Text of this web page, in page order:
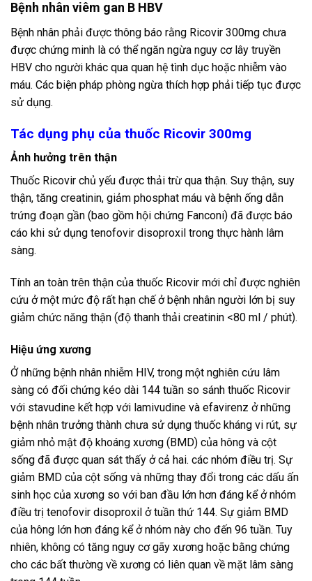
Bệnh nhân viêm gan B HBV
Bệnh nhân phải được thông báo rằng Ricovir 300mg chưa
được chứng minh là có thể ngăn ngừa nguy cơ lây truyền
HBV cho người khác qua quan hệ tình dục hoặc nhiễm vào
máu. Các biện pháp phòng ngừa thích hợp phải tiếp tục được
sử dụng.
Tác dụng phụ của thuốc Ricovir 300mg
Ảnh hưởng trên thận
Thuốc Ricovir chủ yếu được thải trừ qua thận. Suy thận, suy
thận, tăng creatinin, giảm phosphat máu và bệnh ống dẫn
trứng đoạn gần (bao gồm hội chứng Fanconi) đã được báo
cáo khi sử dụng tenofovir disoproxil trong thực hành lâm
sàng.
Tính an toàn trên thận của thuốc Ricovir mới chỉ được nghiên
cứu ở một mức độ rất hạn chế ở bệnh nhân người lớn bị suy
giảm chức năng thận (độ thanh thải creatinin <80 ml / phút).
Hiệu ứng xương
Ở những bệnh nhân nhiễm HIV, trong một nghiên cứu lâm
sàng có đối chứng kéo dài 144 tuần so sánh thuốc Ricovir
với stavudine kết hợp với lamivudine và efavirenz ở những
bệnh nhân trưởng thành chưa sử dụng thuốc kháng vi rút, sự
giảm nhỏ mật độ khoáng xương (BMD) của hông và cột
sống đã được quan sát thấy ở cả hai. các nhóm điều trị. Sự
giảm BMD của cột sống và những thay đổi trong các dấu ấn
sinh học của xương so với ban đầu lớn hơn đáng kể ở nhóm
điều trị tenofovir disoproxil ở tuần thứ 144. Sự giảm BMD
của hông lớn hơn đáng kể ở nhóm này cho đến 96 tuần. Tuy
nhiên, không có tăng nguy cơ gãy xương hoặc bằng chứng
cho các bất thường về xương có liên quan về mặt lâm sàng